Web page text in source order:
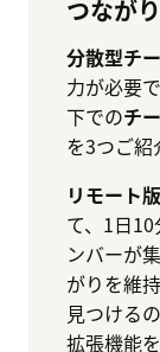
つなが
分散型チ
力が必要
下でのチ
を3つご紹
リモート
て、1日
ンバーが
がりを維
見つける
拡張機能